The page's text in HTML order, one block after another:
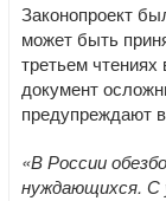
Законопроект
может быть
третьем чтениях
документ
предупреждают
«В России
нуждающихся. С